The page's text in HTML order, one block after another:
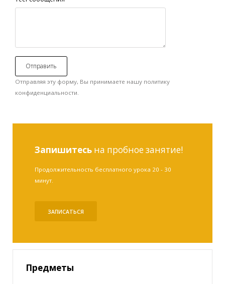
Отправляя эту форму, Вы принимаете нашу политику
конфиденциальности.
Запишитесьна пробное занятие!
Продолжительность бесплатного урока 20 - 30
минут.
ЗАПИСАТЬСЯ
Предметы